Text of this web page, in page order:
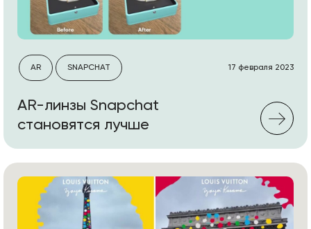
AR SNAPCHAT 17 февраля 2023
AR-линзы Snapchat
становятся лучше